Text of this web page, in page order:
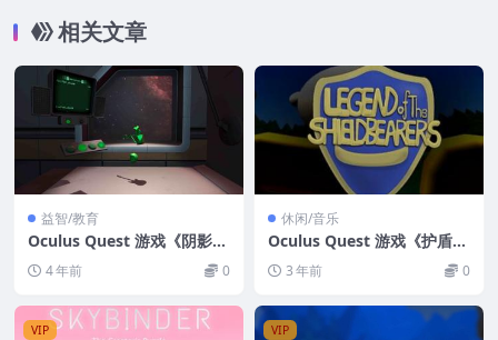
相关文章
益智/教育
Oculus Quest 游戏《阴影V
R》Shadows VR
4 年前 0
休闲/音乐
Oculus Quest 游戏《护盾者
传说VR》Legend of the Shi
eldBearers VR
3 年前 0
VIP VIP